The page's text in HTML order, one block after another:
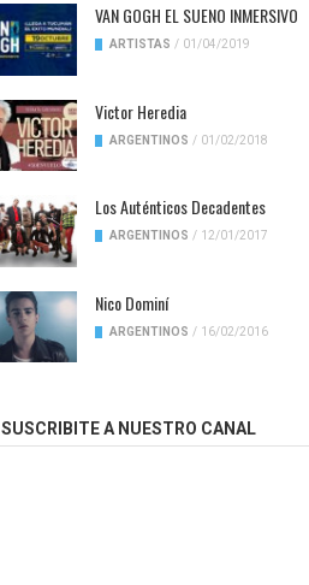
VAN GOGH EL SUENO INMERSIVO
ARTISTAS / 01/04/2019
Victor Heredia
ARGENTINOS / 01/02/2018
Los Auténticos Decadentes
ARGENTINOS / 12/01/2017
Nico Dominí
ARGENTINOS / 16/02/2016
SUSCRIBITE A NUESTRO CANAL